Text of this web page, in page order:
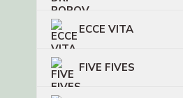
ECCE VITA
FIVE FIVES